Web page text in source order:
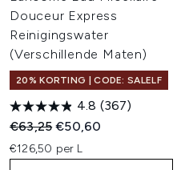
Douceur Express
Reinigingswater
(Verschillende Maten)
20% KORTING | CODE: SALELF
4.8 (367)
Recommended Retail Price:
€63,25Huidige prijs:
€50,60
€126,50 per L